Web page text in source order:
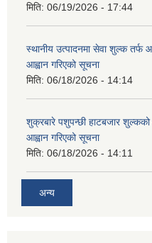
मिति: 06/19/2026 - 17:44
स्थानीय उत्पादनमा सेवा शुल्क
आह्वान गरिएको सूचना
मिति: 06/18/2026 - 14:14
शुक्रबारे पशुपन्छी हाटबजार
आह्वान गरिएको सूचना
मिति: 06/18/2026 - 14:11
अन्य